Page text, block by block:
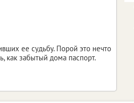
ее судьбу. Порой это нечто
как забытый дома паспорт.